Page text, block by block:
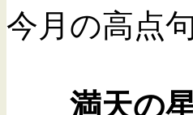
今月の高点
満天の